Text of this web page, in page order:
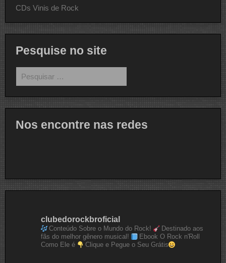
CDs Vinis de Rock
Pesquise no site
por:
Nos encontre nas redes
clubedorockbroficial
Conteúdo Sobre o Mundo do Rock!
Destinado aos
fãs do melhor gênero musical!
Ebook O Rock n'Roll
Como Ele é
Clique e Pegue o Seu Grátis